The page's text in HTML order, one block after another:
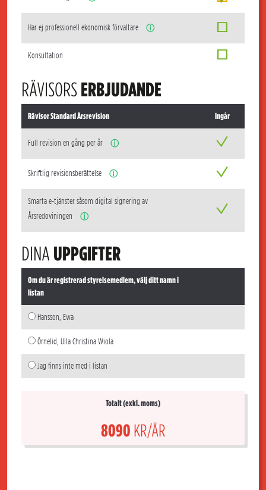
Har ej professionell ekonomisk förvaltare ⓘ
Konsultation
RÄVISORSERBJUDANDE
Rävisor Standard Årsrevision Ingår
Full revision en gång per år ⓘ
Skriftlig revisionsberättelse ⓘ
Smarta e-tjänster såsom digital signering av
Årsredoviningen
ⓘ
DINA UPPGIFTER
Om du är registrerad styrelsemedlem, välj ditt namn i
listan
Hansson, Ewa
Örnelid, Ulla Christina Wiola
Jag finns inte med i listan
Totalt (exkl. moms)
8090 KR/ÅR